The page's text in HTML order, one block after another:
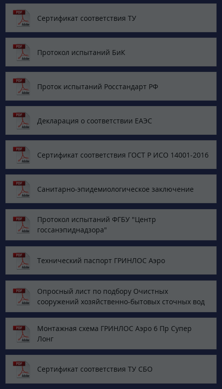
Сертификат соответствия ТУ
Протокол испытаний БиК
Проток испытаний Росстандарт РФ
Декларация о соответствии ЕАЭС
Сертификат соответствия ГОСТ Р ИСО 14001-2016
Санитарно-эпидемиологическое заключение
Протокол испытаний ФГБУ "Центр
госсанэпиднадзора"
Технический паспорт ГРИНЛОС Аэро
Опросный лист по подбору Очистных
сооружений хозяйственно-бытовых сточных вод
Монтажная схема ГРИНЛОС Аэро 6 Пр Супер
Лонг
Сертификат соответствия ТУ СБО